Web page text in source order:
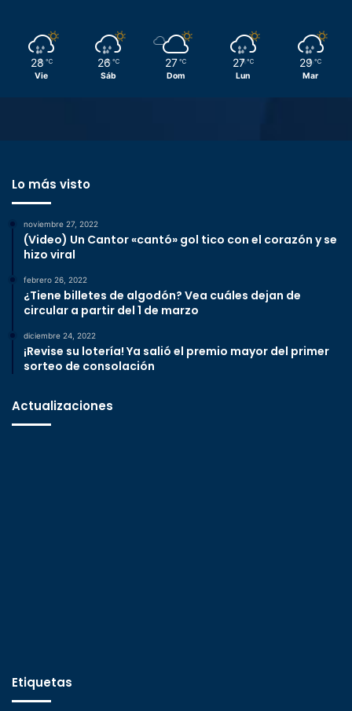
28 ℃
Vie
26 ℃
Sáb
27 ℃
Dom
27 ℃
Lun
29 ℃
Mar
Lo más visto
noviembre 27, 2022
(Video) Un Cantor «cantó» gol tico con el corazón y se
hizo viral
febrero 26, 2022
¿Tiene billetes de algodón? Vea cuáles dejan de
circular a partir del 1 de marzo
diciembre 24, 2022
¡Revise su lotería! Ya salió el premio mayor del primer
sorteo de consolación
Actualizaciones
Etiquetas